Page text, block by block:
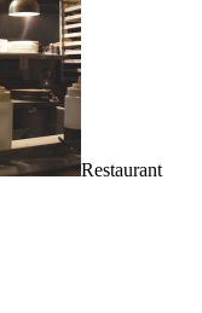
Restaurant